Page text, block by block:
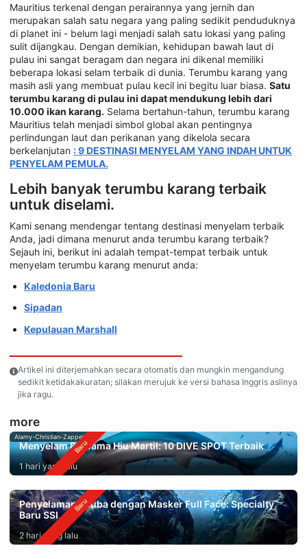
Mauritius terkenal dengan perairannya yang jernih dan
merupakan salah satu negara yang paling sedikit penduduknya
di planet ini - belum lagi menjadi salah satu lokasi yang paling
sulit dijangkau. Dengan demikian, kehidupan bawah laut di
pulau ini sangat beragam dan negara ini dikenal memiliki
beberapa lokasi selam terbaik di dunia. Terumbu karang yang
masih asli yang membuat pulau kecil ini begitu luar biasa. Satu
terumbu karang di pulau ini dapat mendukung lebih dari
10.000 ikan karang. Selama bertahun-tahun, terumbu karang
Mauritius telah menjadi simbol global akan pentingnya
perlindungan laut dan perikanan yang dikelola secara
berkelanjutan : 9 DESTINASI MENYELAM YANG INDAH UNTUK
PENYELAM PEMULA.
Lebih banyak terumbu karang terbaik
untuk diselami.
Kami senang mendengar tentang destinasi menyelam terbaik
Anda, jadi dimana menurut anda terumbu karang terbaik?
Sejauh ini, berikut ini adalah tempat-tempat terbaik untuk
menyelam terumbu karang menurut anda:
Kaledonia Baru
Sipadan
Kepulauan Marshall
Artikel ini diterjemahkan secara otomatis dan mungkin mengandung
sedikit ketidakakuratan; silakan merujuk ke versi bahasa Inggris aslinya
jika ragu.
more
Alamy-Christian-Zappel
Menyelam Bersama Hiu Martil: 10 DIVE SPOT Terbaik
1 hari yang lalu
Penyelaman Scuba dengan Masker Full Face: Specialty
Baru SSI
2 hari yang lalu